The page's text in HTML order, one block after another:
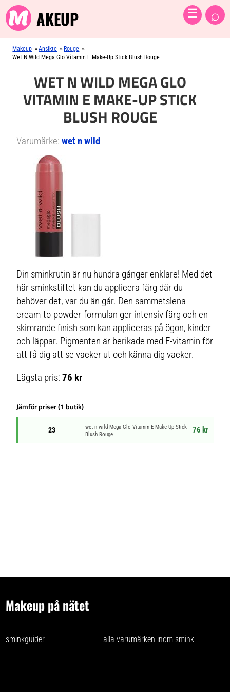
AKEUP ☰ ⌕
Makeup »Ansikte » Rouge »
Wet N Wild Mega Glo Vitamin E Make-Up Stick Blush Rouge
WET N WILD MEGA GLO
VITAMIN E MAKE-UP STICK
BLUSH ROUGE
Varumärke:wet n wild
Din sminkrutin är nu hundra gånger enklare! Med det
här sminkstiftet kan du applicera färg där du
behöver det, var du än går. Den sammetslena
cream-to-powder-formulan ger intensiv färg och en
skimrande finish som kan appliceras på ögon, kinder
och läppar. Pigmenten är berikade med E-vitamin för
att få dig att se vacker ut och känna dig vacker.
Lägsta pris:76 kr
Jämför priser (1 butik)
23
wet n wild Mega Glo Vitamin E Make-Up Stick
Blush Rouge
76 kr
Makeup på nätet
sminkguider och listar nästanalla varumärken inom smink